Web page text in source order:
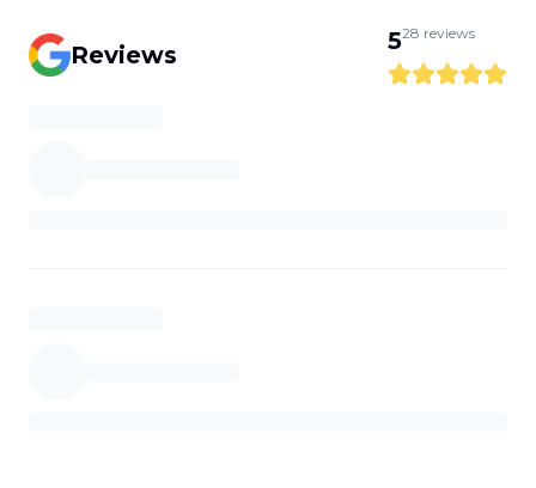
Reviews 528 reviews